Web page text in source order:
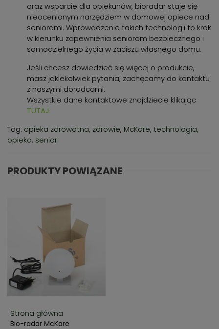
oraz wsparcie dla opiekunów, bioradar staje się
nieocenionym narzędziem w domowej opiece nad
seniorami. Wprowadzenie takich technologii to krok
w kierunku zapewnienia seniorom bezpiecznego i
samodzielnego życia w zaciszu własnego domu.
Jeśli chcesz dowiedzieć się więcej o produkcie,
masz jakiekolwiek pytania, zachęcamy do kontaktu
z naszymi doradcami.
Wszystkie dane kontaktowe znajdziecie klikając
TUTAJ.
Tag: opieka zdrowotna, zdrowie, McKare, technologia,
opieka, senior
PRODUKTY POWIĄZANE
Strona główna
Bio-radar McKare